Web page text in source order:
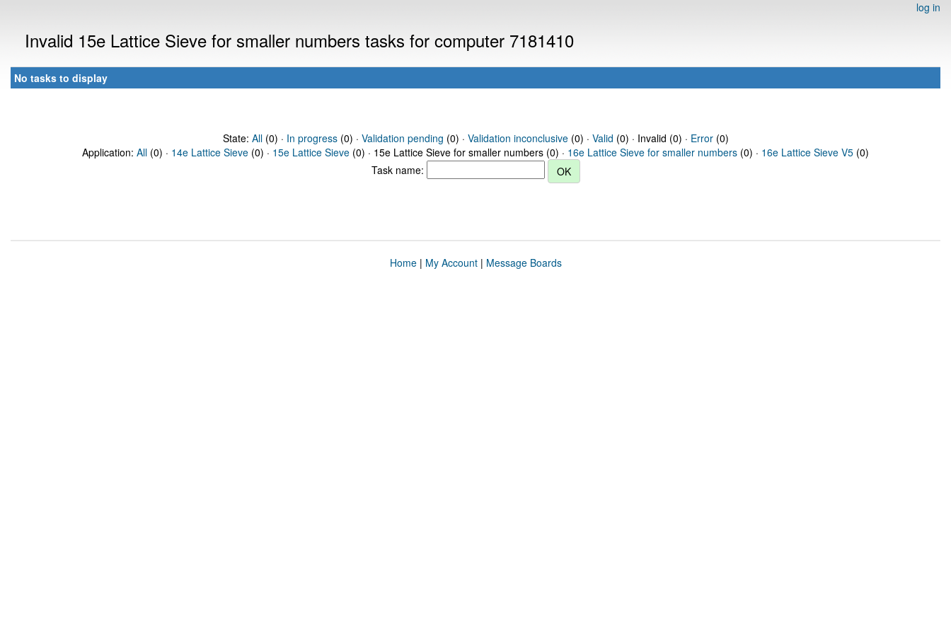
log in
Invalid 15e Lattice Sieve for smaller numbers tasks for computer 7181410
No tasks to display
State: All(0) · In progress(0) · Validation pending (0) · Validation inconclusive(0) · Valid (0) · Invalid (0) · Error(0)
Application: All (0) · 14e Lattice Sieve (0) · 15e Lattice Sieve (0) · 15e Lattice Sieve for smaller numbers (0) · 16e Lattice Sieve for smaller numbers (0) · 16e Lattice Sieve V5 (0)
Task name:
Home| My Account| Message Boards